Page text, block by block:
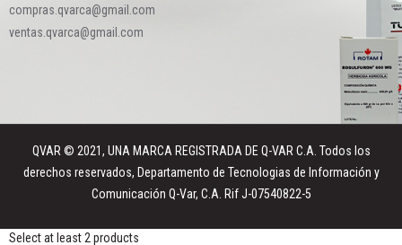
compras.qvarca@gmail.com
ventas.qvarca@gmail.com
QVAR © 2021, UNA MARCA REGISTRADA DE Q-VAR C.A. Todos los
derechos reservados, Departamento de Tecnologias de Información y
Comunicación Q-Var, C.A. Rif J-07540822-5
Select at least 2 products